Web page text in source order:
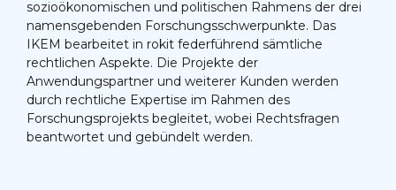
sozioökonomischen und politischen Rahmens der drei
namensgebenden Forschungsschwerpunkte. Das
IKEM bearbeitet in rokit federführend sämtliche
rechtlichen Aspekte. Die Projekte der
Anwendungspartner und weiterer Kunden werden
durch rechtliche Expertise im Rahmen des
Forschungsprojekts begleitet, wobei Rechtsfragen
beantwortet und gebündelt werden.